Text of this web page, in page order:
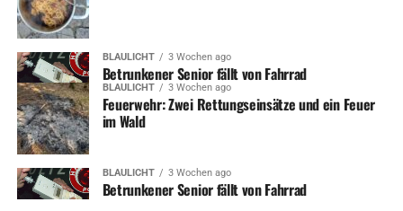
BLAULICHT 3 Wochen ago
Betrunkener Senior fällt von Fahrrad
BLAULICHT 3 Wochen ago
Feuerwehr: Zwei Rettungseinsätze und ein Feuer
im Wald
BLAULICHT 3 Wochen ago
Betrunkener Senior fällt von Fahrrad